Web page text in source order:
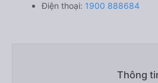
Điện thoại: 1900 888684
Thông